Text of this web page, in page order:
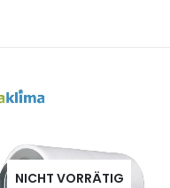
NICHT VORRÄTIG